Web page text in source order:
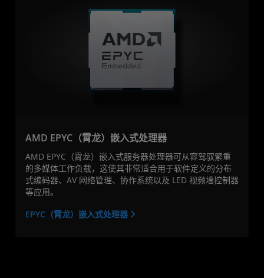
AMD EPYC（霄龙）嵌入式处理器
AMD EPYC（霄龙）嵌入式服务器处理器可从容驾驭繁重
的多媒体工作负载，这使其非常适合用于软件定义的分布
式编码器、AV 网络管理、协作系统以及 LED 视频墙控制器
等应用。
EPYC（霄龙）嵌入式处理器